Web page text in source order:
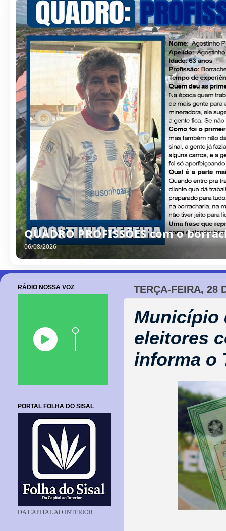
QUADRO PROFISSÕES com o
06/08/2026
TERÇA-FEIRA, 28
Município
eleitores
informa o
RÁDIO NOSSA VOZ
PORTAL FOLHA DO SISAL
DA CAPITAL AO INTERIOR